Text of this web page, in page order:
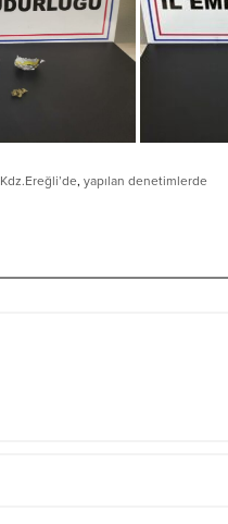
Kdz.Ereğli’de, yapılan denetimlerde